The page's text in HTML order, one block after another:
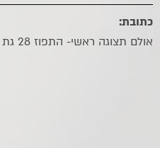
כתובת:
אולם תצוגה ראשי- התפוז 28 גת רימון